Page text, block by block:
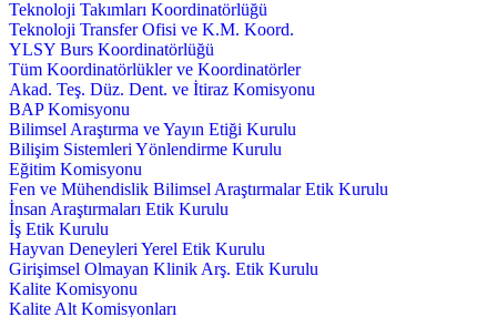
Teknoloji Takımları Koordinatörlüğü
Teknoloji Transfer Ofisi ve K.M. Koord.
YLSY Burs Koordinatörlüğü
Tüm Koordinatörlükler ve Koordinatörler
Akad. Teş. Düz. Dent. ve İtiraz Komisyonu
BAP Komisyonu
Bilimsel Araştırma ve Yayın Etiği Kurulu
Bilişim Sistemleri Yönlendirme Kurulu
Eğitim Komisyonu
Fen ve Mühendislik Bilimsel Araştırmalar Etik Kurulu
İnsan Araştırmaları Etik Kurulu
İş Etik Kurulu
Hayvan Deneyleri Yerel Etik Kurulu
Girişimsel Olmayan Klinik Arş. Etik Kurulu
Kalite Komisyonu
Kalite Alt Komisyonları